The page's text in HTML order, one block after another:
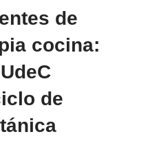
de
cocina:
de